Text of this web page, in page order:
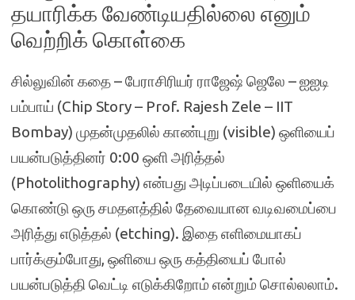
தயாரிக்க வேண்டியதில்லை எனும்
வெற்றிக் கொள்கை
சில்லுவின் கதை – பேராசிரியர் ராஜேஷ் ஜெலே – ஐஐடி
பம்பாய் (Chip Story – Prof. Rajesh Zele – IIT
Bombay) முதன்முதலில் காண்புறு (visible) ஒளியைப்
பயன்படுத்தினர் 0:00 ஒளி அரித்தல்
(Photolithography) என்பது அடிப்படையில் ஒளியைக்
கொண்டு ஒரு சமதளத்தில் தேவையான வடிவமைப்பை
அரித்து எடுத்தல் (etching). இதை எளிமையாகப்
பார்க்கும்போது, ஒளியை ஒரு கத்தியைப் போல்
பயன்படுத்தி வெட்டி எடுக்கிறோம் என்றும் சொல்லலாம்.